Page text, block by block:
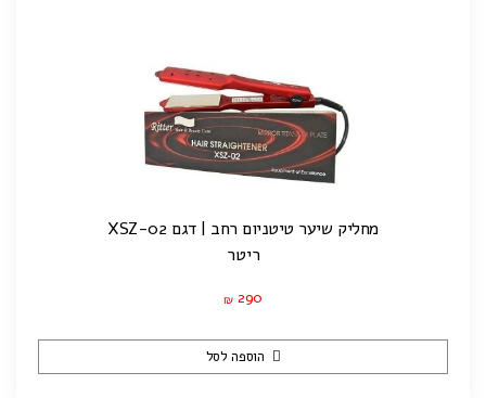
מחליק שיער טיטניום רחב | דגם XSZ-02
ריטר
₪ 290
הוספה לסל